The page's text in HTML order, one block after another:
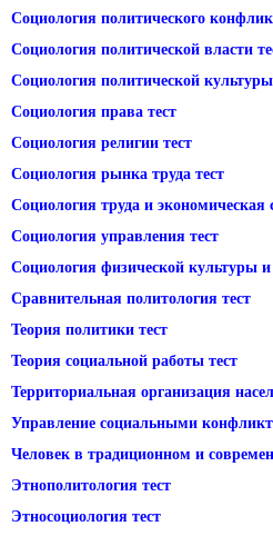
Социология политического
Социология политической власти
Социология политической культуры
Социология права тест
Социология религии тест
Социология рынка труда тест
Социология труда и экономическая
Социология управления тест
Социология физической культуры и
Сравнительная политология тест
Теория политики тест
Теория социальной работы тест
Территориальная организация
Управление социальными
Человек в традиционном и
Этнополитология тест
Этносоциология тест